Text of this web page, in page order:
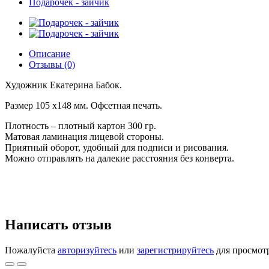
Подарочек - зайчик
Описание
Отзывы (0)
Художник Екатерина Бабок.
Размер 105 х148 мм. Офсетная печать.
Плотность – плотный картон 300 гр.
Матовая ламинация лицевой стороны.
Приятный оборот, удобный для подписи и рисования.
Можно отправлять на далекие расстояния без конверта.
Написать отзыв
Пожалуйста авторизуйтесь или зарегистрируйтесь для